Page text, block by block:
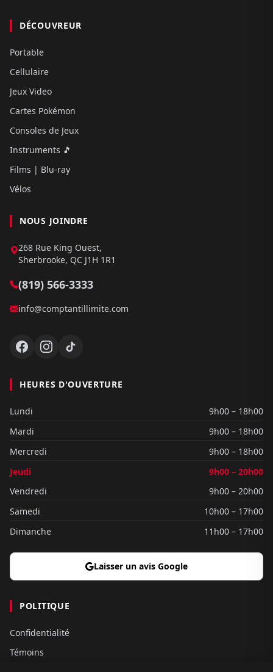
DÉCOUVREUR
Portable
Cellulaire
Jeux Video
Cartes Pokémon
Consoles de Jeux
Instruments 🎵
Films | Blu-ray
Vélos
NOUS JOINDRE
268 Rue King Ouest,
Sherbrooke, QC J1H 1R1
(819) 566-3333
info@comptantillimite.com
HEURES D'OUVERTURE
Lundi
9h00 – 18h00
Mardi
9h00 – 18h00
Mercredi
9h00 – 18h00
Jeudi
9h00 – 20h00
Vendredi
9h00 – 20h00
Samedi
10h00 – 17h00
Dimanche
11h00 – 17h00
Laisser un avis Google
POLITIQUE
Confidentialité
Témoins